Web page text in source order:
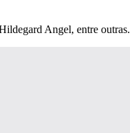
Angel, entre outras.